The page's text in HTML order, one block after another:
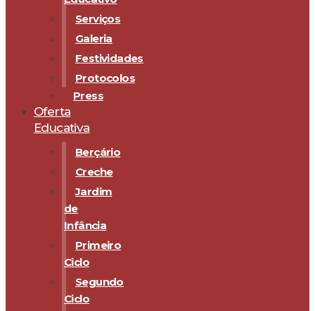
Serviços
Galeria
Festividades
Protocolos
Press
Oferta
Educativa
Berçário
Creche
Jardim
de
Infância
Primeiro
Ciclo
Segundo
Ciclo